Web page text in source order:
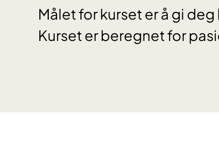
Målet for kurset er å gi
Kurset er beregnet for